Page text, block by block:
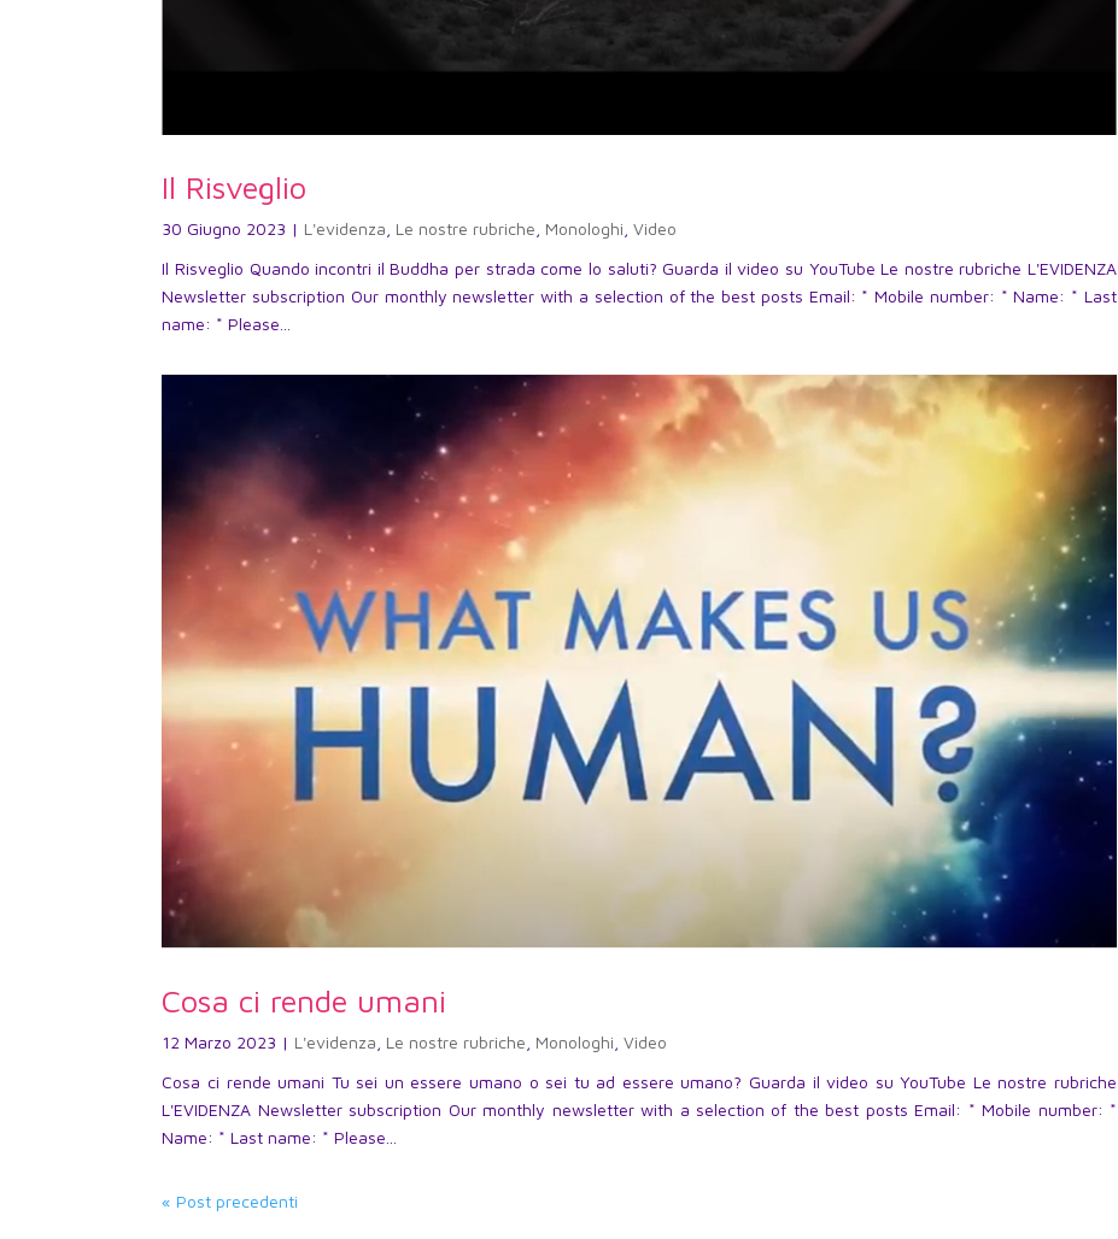
Il Risveglio
30 Giugno 2023 | L'evidenza Le nostre rubriche Monologhi ,Video
Il Risveglio Quando incontri il Buddha per strada come lo saluti? Guarda il video su YouTube Le nostre rubriche L'EVIDENZA
Newsletter subscription Our monthly newsletter with a selection of the best posts Email: * Mobile number: * Name: * Last
name: * Please...
Cosa ci rende umani
12 Marzo 2023 | L'evidenza, Le nostre rubriche, Monologhi,Video
Cosa ci rende umani Tu sei un essere umano o sei tu ad essere umano? Guarda il video su YouTube Le nostre rubriche
L'EVIDENZA Newsletter subscription Our monthly newsletter with a selection of the best posts Email: * Mobile number: *
Name: * Last name: * Please...
« Post precedenti